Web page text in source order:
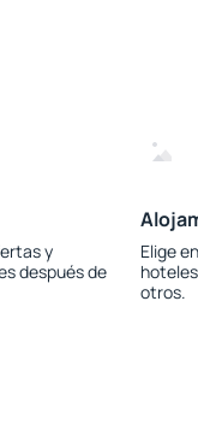
y
después de
Elige
otros.